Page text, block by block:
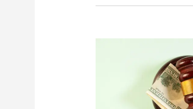
Use limited data to select content
Identify devices based on information